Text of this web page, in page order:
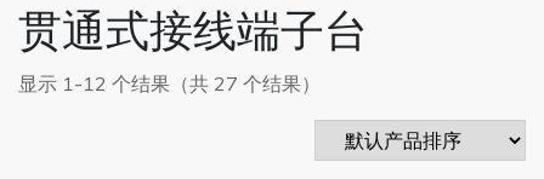
贯通式接线端子台
显示 1-12 个结果（共 27 个结果）